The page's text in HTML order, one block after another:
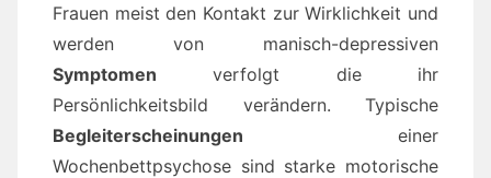
Frauen meist den Kontakt zur Wirklichkeit und
werden von manisch-depressiven
Symptomen verfolgt die ihr
Persönlichkeitsbild verändern. Typische
Begleiterscheinungen einer
Wochenbettpsychose sind starke motorische